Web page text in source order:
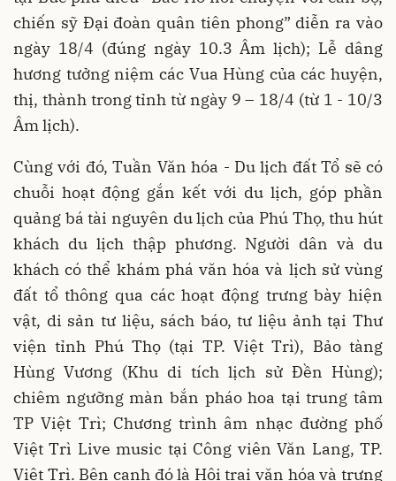
chiến sỹ Đại đoàn quân tiên phong” diễn ra vào
ngày 18/4 (đúng ngày 10.3 Âm lịch); Lễ dâng
hương tưởng niệm các Vua Hùng của các huyện,
thị, thành trong tỉnh từ ngày 9 – 18/4 (từ 1 - 10/3
Âm lịch).
Cùng với đó, Tuần Văn hóa - Du lịch đất Tổ sẽ có
chuỗi hoạt động gắn kết với du lịch, góp phần
quảng bá tài nguyên du lịch của Phú Thọ, thu hút
khách du lịch thập phương. Người dân và du
khách có thể khám phá văn hóa và lịch sử vùng
đất tổ thông qua các hoạt động trưng bày hiện
vật, di sản tư liệu, sách báo, tư liệu ảnh tại Thư
viện tỉnh Phú Thọ (tại TP. Việt Trì), Bảo tàng
Hùng Vương (Khu di tích lịch sử Đền Hùng);
chiêm ngưỡng màn bắn pháo hoa tại trung tâm
TP Việt Trì; Chương trình âm nhạc đường phố
Việt Trì Live music tại Công viên Văn Lang, TP.
Việt Trì. Bên cạnh đó là Hội trại văn hóa và trưng